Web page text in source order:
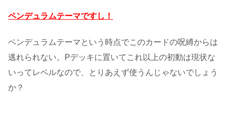
ペンデュラムテーマですし！
ペンデュラムテーマという時点でこのカードの呪縛からは
逃れられない。Pデッキに置いてこれ以上の初動は現状な
いってレベルなので、とりあえず使うんじゃないでしょう
か？